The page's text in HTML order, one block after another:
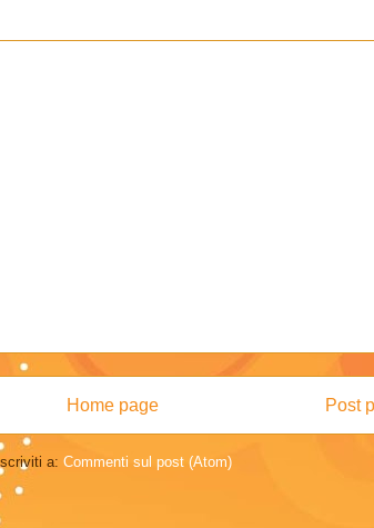
Post
Home page
Iscriviti a: Commenti sul post (Atom)